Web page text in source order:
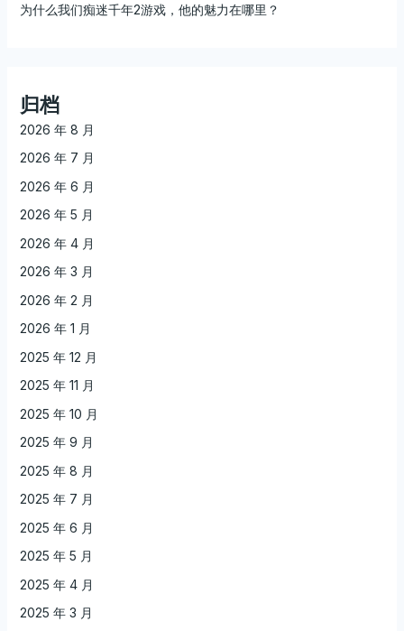
为什么我们痴迷千年2游戏，他的魅力在哪里？
归档
2026 年 8 月
2026 年 7 月
2026 年 6 月
2026 年 5 月
2026 年 4 月
2026 年 3 月
2026 年 2 月
2026 年 1 月
2025 年 12 月
2025 年 11 月
2025 年 10 月
2025 年 9 月
2025 年 8 月
2025 年 7 月
2025 年 6 月
2025 年 5 月
2025 年 4 月
2025 年 3 月